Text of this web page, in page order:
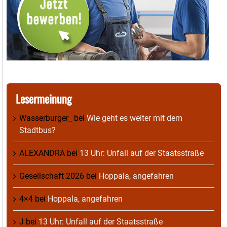
Lesermeinung
Wasserburger_ bei Wie geht es weiter mit dem
Stadtbus?
ALEXANDRA bei 13 Uhr: Unfall auf der Staatsstraße
Gesellschaft 2026 bei Hoppala, angefahren
4×4 bei Hoppala, angefahren
J bei 13 Uhr: Unfall auf der Staatsstraße